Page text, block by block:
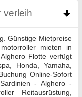
verleih click to
Günstige Mietpreise
mieten in
Flotte verfügt
Honda, Yamaha,
Online-Sofort
- Alghero -
Reitausrüstung,